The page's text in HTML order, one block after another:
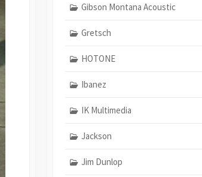
Gibson Montana Acoustic
Gretsch
HOTONE
Ibanez
IK Multimedia
Jackson
Jim Dunlop